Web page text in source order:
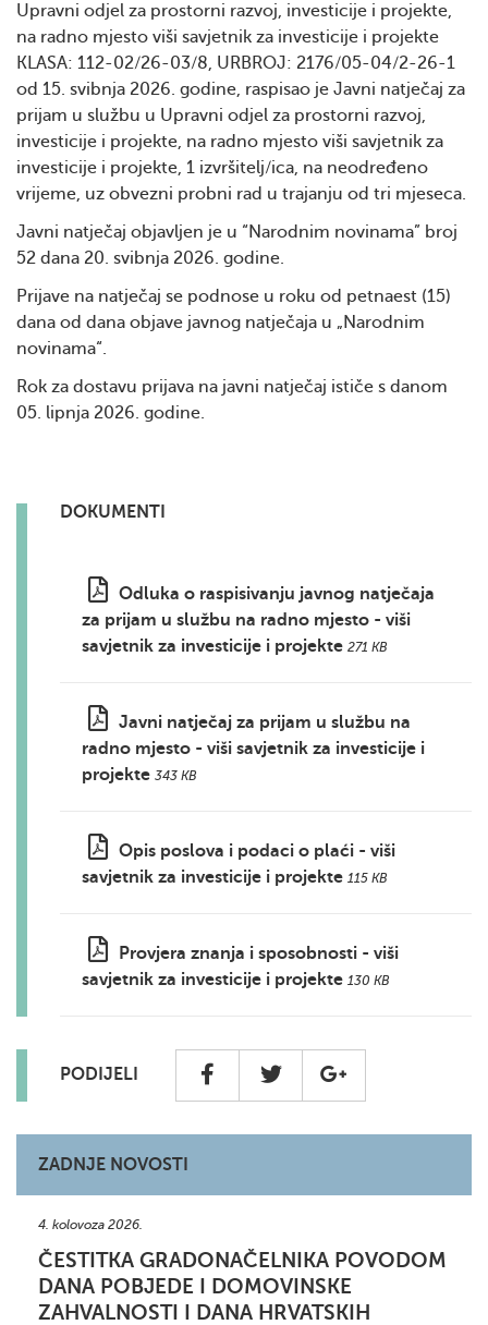
Upravni odjel za prostorni razvoj, investicije i projekte,
na radno mjesto viši savjetnik za investicije i projekte
KLASA: 112-02/26-03/8, URBROJ: 2176/05-04/2-26-1
od 15. svibnja 2026. godine, raspisao je Javni natječaj za
prijam u službu u Upravni odjel za prostorni razvoj,
investicije i projekte, na radno mjesto viši savjetnik za
investicije i projekte, 1 izvršitelj/ica, na neodređeno
vrijeme, uz obvezni probni rad u trajanju od tri mjeseca.
Javni natječaj objavljen je u “Narodnim novinama” broj
52 dana 20. svibnja 2026. godine.
Prijave na natječaj se podnose u roku od petnaest (15)
dana od dana objave javnog natječaja u „Narodnim
novinama“.
Rok za dostavu prijava na javni natječaj ističe s danom
05. lipnja 2026. godine.
DOKUMENTI
Odluka o raspisivanju javnog natječaja
za prijam u službu na radno mjesto - viši
savjetnik za investicije i projekte 271 KB
Javni natječaj za prijam u službu na
radno mjesto - viši savjetnik za investicije i
projekte 343 KB
Opis poslova i podaci o plaći - viši
savjetnik za investicije i projekte 115 KB
Provjera znanja i sposobnosti - viši
savjetnik za investicije i projekte 130 KB
PODIJELI
ZADNJE NOVOSTI
4. kolovoza 2026.
ČESTITKA GRADONAČELNIKA POVODOM
DANA POBJEDE I DOMOVINSKE
ZAHVALNOSTI I DANA HRVATSKIH